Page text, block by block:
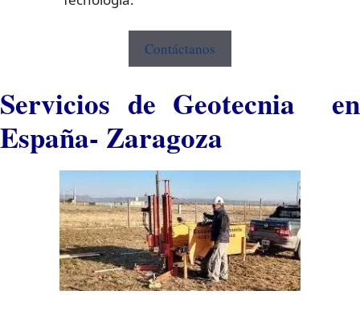
Contáctanos
Servicios de Geotecnia en
España- Zaragoza